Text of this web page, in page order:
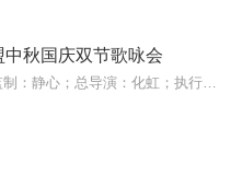
秋国庆双节歌咏会